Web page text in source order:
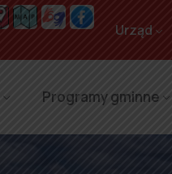
Urząd
Programy gminne